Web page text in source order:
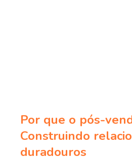
Por que o pós-
Construindo
duradouros